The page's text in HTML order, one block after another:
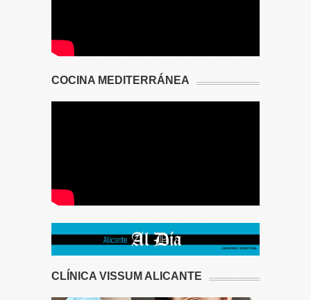
COCINA MEDITERRÁNEA
CLÍNICA VISSUM ALICANTE